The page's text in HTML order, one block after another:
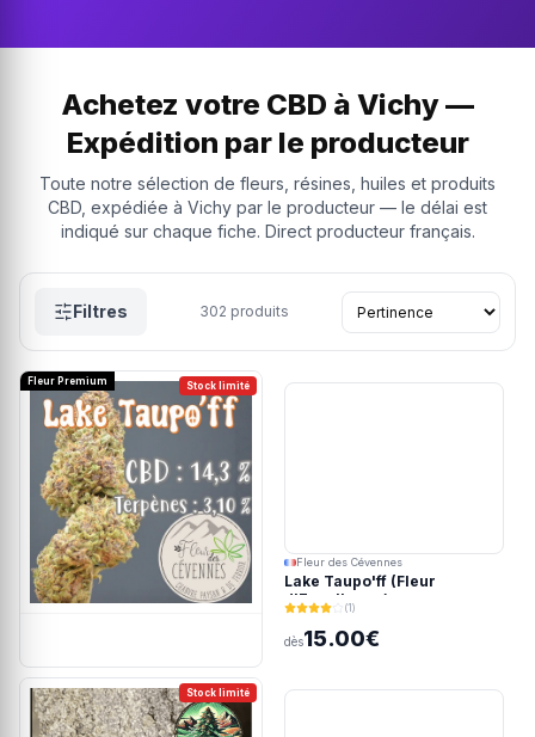
Achetez votre CBD à Vichy —
Expédition par le producteur
Toute notre sélection de fleurs, résines, huiles et produits
CBD, expédiée à Vichy par le producteur — le délai est
indiqué sur chaque fiche. Direct producteur français.
Filtres 302 produits
Stock limité
Fleur Premium
Fleur des Cévennes
Lake Taupo'ff (Fleur
d'Excellence)
(1)
dès15.00€
Stock limité